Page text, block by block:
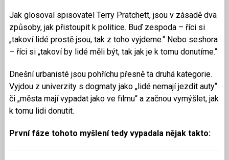
Jak glosoval spisovatel Terry Pratchett, jsou v zásadě dva
způsoby, jak přistoupit k politice. Buď zespoda – říci si
„takoví lidé prostě jsou, tak z toho vyjdeme.“ Nebo seshora
– říci si „takoví by lidé měli být, tak jak je k tomu donutíme.“
Dnešní urbanisté jsou pohříchu přesně ta druhá kategorie.
Vyjdou z univerzity s dogmaty jako „lidé nemají jezdit auty“
či „města mají vypadat jako ve filmu“ a začnou vymýšlet, jak
k tomu lidi donutit.
První fáze tohoto myšlení tedy vypadala nějak takto: